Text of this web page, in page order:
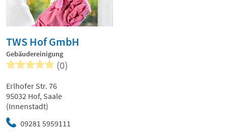
TWS Hof GmbH
Gebäudereinigung
(0)
09281 5959111
Erlhofer Str. 76
95032 Hof, Saale
(Innenstadt)